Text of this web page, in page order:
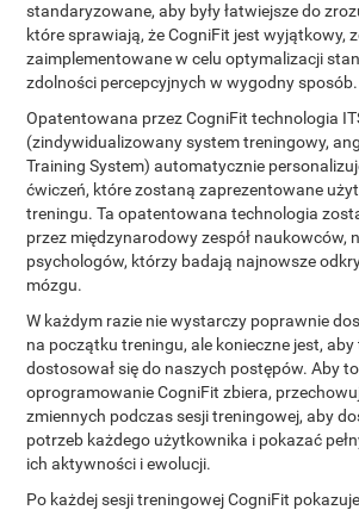
standaryzowane, aby były łatwiejsze do
które sprawiają, że CogniFit jest wyjątkowy,
zaimplementowane w celu optymalizacji
zdolności percepcyjnych w wygodny sposób.
Opatentowana przez CogniFit technologia
(zindywidualizowany system treningowy,
Training System) automatycznie
ćwiczeń, które zostaną zaprezentowane
treningu. Ta opatentowana technologia
przez międzynarodowy zespół naukowców,
psychologów, którzy badają najnowsze
mózgu.
W każdym razie nie wystarczy poprawnie
na początku treningu, ale konieczne jest,
dostosował się do naszych postępów. Aby
oprogramowanie CogniFit zbiera,
zmiennych podczas sesji treningowej, aby
potrzeb każdego użytkownika i pokazać
ich aktywności i ewolucji.
Po każdej sesji treningowej CogniFit